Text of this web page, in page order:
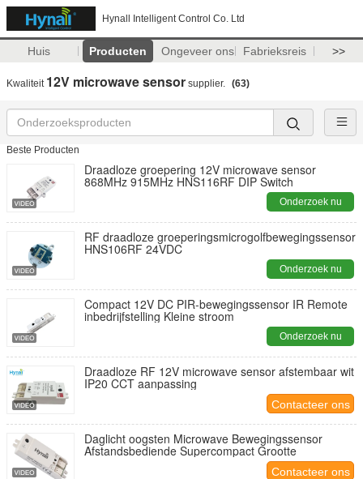
Hynall Intelligent Control Co. Ltd
Huis Producten Ongeveer ons Fabrieksreis >>
Kwaliteit 12V microwave sensor supplier. (63)
Beste Producten
Draadloze groepering 12V microwave sensor
868MHz 915MHz HNS116RF DIP Switch
Onderzoek nu
RF draadloze groeperingsmicrogolfbewegingssensor
HNS106RF 24VDC
Onderzoek nu
Compact 12V DC PIR-bewegingssensor IR Remote
inbedrijfstelling Kleine stroom
Onderzoek nu
Draadloze RF 12V microwave sensor afstembaar wit
IP20 CCT aanpassing
Contacteer ons
Daglicht oogsten Microwave Bewegingssensor
Afstandsbediende Supercompact Grootte
Contacteer ons